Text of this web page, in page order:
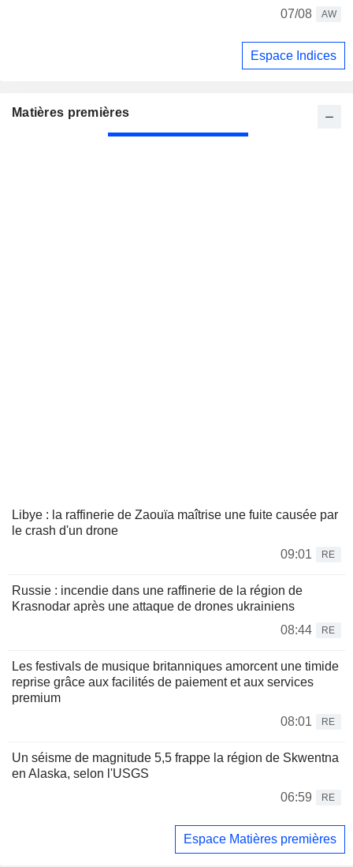
07/08
AW
Espace Indices
Matières premières
Libye : la raffinerie de Zaouïa maîtrise une fuite causée par
le crash d'un drone
09:01
RE
Russie : incendie dans une raffinerie de la région de
Krasnodar après une attaque de drones ukrainiens
08:44
RE
Les festivals de musique britanniques amorcent une timide
reprise grâce aux facilités de paiement et aux services
premium
08:01
RE
Un séisme de magnitude 5,5 frappe la région de Skwentna
en Alaska, selon l'USGS
06:59
RE
Espace Matières premières